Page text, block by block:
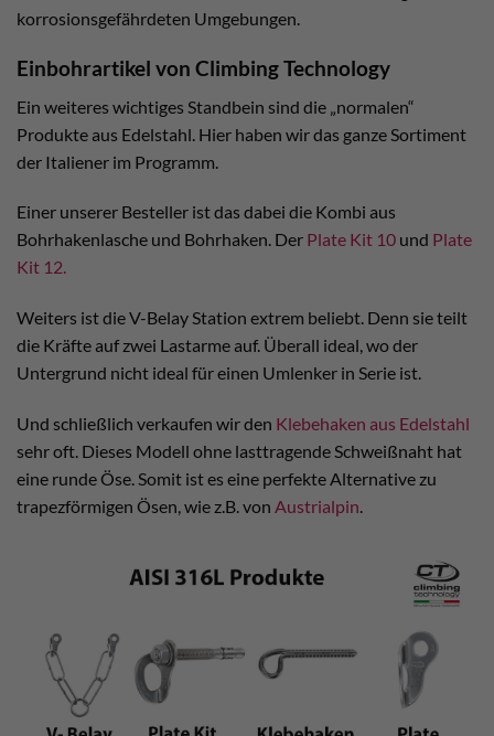
korrosionsgefährdeten Umgebungen.
Einbohrartikel von Climbing Technology
Ein weiteres wichtiges Standbein sind die „normalen“
Produkte aus Edelstahl. Hier haben wir das ganze Sortiment
der Italiener im Programm.
Einer unserer Besteller ist das dabei die Kombi aus
Bohrhakenlasche und Bohrhaken. Der Plate Kit 10 und Plate
Kit 12.
Weiters ist die V-Belay Station extrem beliebt. Denn sie teilt
die Kräfte auf zwei Lastarme auf. Überall ideal, wo der
Untergrund nicht ideal für einen Umlenker in Serie ist.
Und schließlich verkaufen wir den Klebehaken aus Edelstahl
sehr oft. Dieses Modell ohne lasttragende Schweißnaht hat
eine runde Öse. Somit ist es eine perfekte Alternative zu
trapezförmigen Ösen, wie z.B. von Austrialpin.